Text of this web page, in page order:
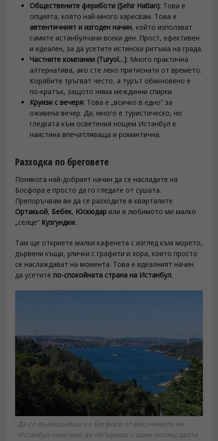
Обществените фериботи (Şehir Hatları): Това е
опцията, която най-много харесвам. Това е
автентичният и изгоден начин, който използват
самите истанбулчани всеки ден. Прост, ефективен
и идеален, за да усетите истински ритъма на града.
Частните компании (Turyol…): Много практична
алтернатива, ако сте леко притиснати от времето.
Корабите тръгват често, а турът обикновено е
по-кратък, защото няма междинни спирки.
Круизи с вечеря: Това е „всичко в едно“ за
оживена вечер. Да, много е туристическо, но
гледката към осветения нощем Истанбул е
наистина впечатляваща и романтична.
Разходка по бреговете
Понякога най-добрият начин да се насладите на
Босфора е просто да го гледате от сушата.
Препоръчвам ви да се разходите в кварталите
Ортакьой, Бебек, Юскюдар или в любимото ми малко
„селце“ Кузгундюк.
Там ще откриете малки кафенета с изглед към морето,
дървени къщи, улички с графити и хора, които просто
се наслаждават на момента. Това е идеалният начин
да усетите по-спокойната страна на Истанбул.
Да се възхищаваш на Босфора от височините на
Истанбул означава да обгърнеш с един поглед двата